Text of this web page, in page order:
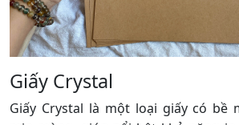
Giấy Crystal
Giấy Crystal là một loại giấy có bề